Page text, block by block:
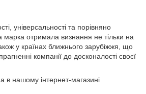
універсальності та порівняно
марка отримала визнання не тільки на
у країнах ближнього зарубіжжя, що
компанії до досконалості своєї
в нашому інтернет-магазині